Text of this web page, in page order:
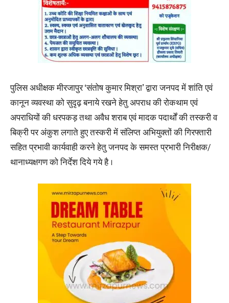
पुलिस अधीक्षक मीरजापुर ‘संतोष कुमार मिश्रा’ द्वारा जनपद में शांति एवं
कानून व्यवस्था को सुदृढ़ बनाये रखने हेतु अपराध की रोकथाम एवं
अपराधियों की धरपकड़ तथा अवैध शराब एवं मादक पदार्थों की तस्करी व
बिक्री पर अंकुश लगाते हुए तस्करी में संलिप्त अभियुक्तों की गिरफ्तारी
सहित प्रभावी कार्यवाही करने हेतु जनपद के समस्त प्रभारी निरीक्षक/
थानाध्यक्षगण को निर्देश दिये गये है ।